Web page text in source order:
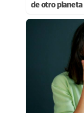
de otro planeta